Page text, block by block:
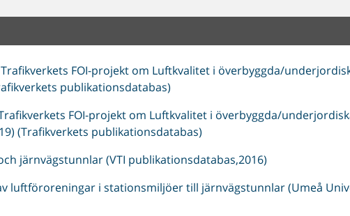
FOI-projekt om Luftkvalitet i överbyggda/
publikationsdatabas)
FOI-projekt om Luftkvalitet i överbyggda/
(Trafikverkets publikationsdatabas)
järnvägstunnlar (VTI publikationsdatabas,2016)
luftföroreningar i stationsmiljöer till järnvägstunnlar (Umeå